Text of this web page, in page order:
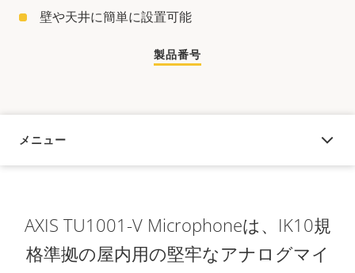
壁や天井に簡単に設置可能
製品番号
メニュー
概要
AXIS TU1001-V Microphoneは、IK10規
格準拠の屋内用の堅牢なアナログマイ